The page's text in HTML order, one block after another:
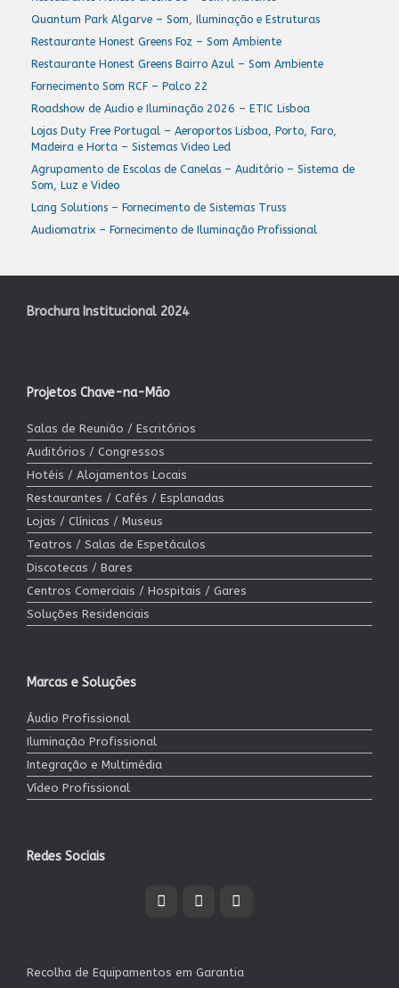
Quantum Park Algarve – Som, Iluminação e Estruturas
Restaurante Honest Greens Foz – Som Ambiente
Restaurante Honest Greens Bairro Azul – Som Ambiente
Fornecimento Som RCF – Palco 22
Roadshow de Audio e Iluminação 2026 – ETIC Lisboa
Lojas Duty Free Portugal – Aeroportos Lisboa, Porto, Faro,
Madeira e Horta – Sistemas Video Led
Agrupamento de Escolas de Canelas – Auditório – Sistema de
Som, Luz e Video
Lang Solutions – Fornecimento de Sistemas Truss
Audiomatrix – Fornecimento de Iluminação Profissional
Brochura Institucional 2024
Projetos Chave-na-Mão
Salas de Reunião / Escritórios
Auditórios / Congressos
Hotéis / Alojamentos Locais
Restaurantes / Cafés / Esplanadas
Lojas / Clínicas / Museus
Teatros / Salas de Espetáculos
Discotecas / Bares
Centros Comerciais / Hospitais / Gares
Soluções Residenciais
Marcas e Soluções
Áudio Profissional
Iluminação Profissional
Integração e Multimédia
Vídeo Profissional
Redes Sociais
Recolha de Equipamentos em Garantia